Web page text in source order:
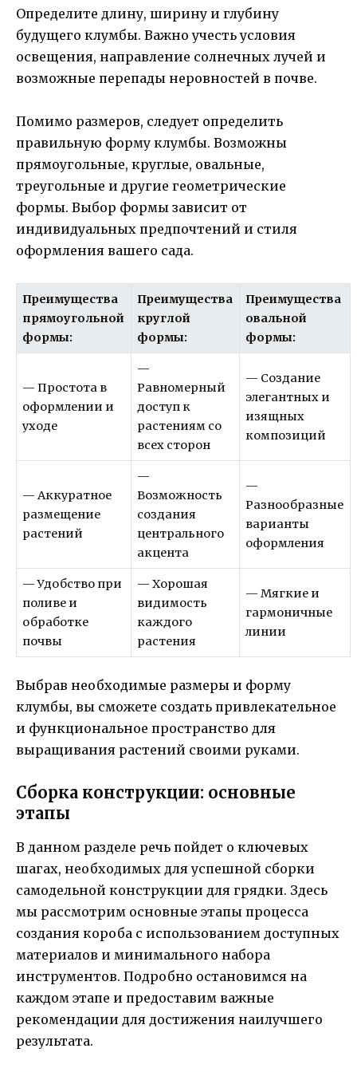
Определите длину, ширину и глубину
будущего клумбы. Важно учесть условия
освещения, направление солнечных лучей и
возможные перепады неровностей в почве.
Помимо размеров, следует определить
правильную форму клумбы. Возможны
прямоугольные, круглые, овальные,
треугольные и другие геометрические
формы. Выбор формы зависит от
индивидуальных предпочтений и стиля
оформления вашего сада.
Преимущества
прямоугольной
формы:
Преимущества
круглой
формы:
Преимущества
овальной
формы:
— Простота в
оформлении и
уходе
—
Равномерный
доступ к
растениям со
всех сторон
— Создание
элегантных и
изящных
композиций
— Аккуратное
размещение
растений
—
Возможность
создания
центрального
акцента
—
Разнообразные
варианты
оформления
— Удобство при
поливе и
обработке
почвы
— Хорошая
видимость
каждого
растения
— Мягкие и
гармоничные
линии
Выбрав необходимые размеры и форму
клумбы, вы сможете создать привлекательное
и функциональное пространство для
выращивания растений своими руками.
Сборка конструкции: основные
этапы
В данном разделе речь пойдет о ключевых
шагах, необходимых для успешной сборки
самодельной конструкции для грядки. Здесь
мы рассмотрим основные этапы процесса
создания короба с использованием доступных
материалов и минимального набора
инструментов. Подробно остановимся на
каждом этапе и предоставим важные
рекомендации для достижения наилучшего
результата.